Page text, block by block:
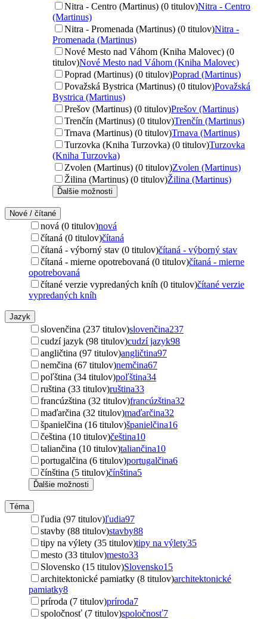
Nitra - Centro (Martinus) (0 titulov)Nitra - Centro
(Martinus)
Nitra - Promenada (Martinus) (0 titulov)Nitra -
Promenada (Martinus)
Nové Mesto nad Váhom (Kniha Malovec) (0
titulov)Nové Mesto nad Váhom (Kniha Malovec)
Poprad (Martinus) (0 titulov)Poprad (Martinus)
Považská Bystrica (Martinus) (0 titulov)Považská
Bystrica (Martinus)
Prešov (Martinus) (0 titulov)Prešov (Martinus)
Trenčín (Martinus) (0 titulov)Trenčín (Martinus)
Trnava (Martinus) (0 titulov)Trnava (Martinus)
Turzovka (Kniha Turzovka) (0 titulov)Turzovka
(Kniha Turzovka)
Zvolen (Martinus) (0 titulov)Zvolen (Martinus)
Žilina (Martinus) (0 titulov)Žilina (Martinus)
Ďalšie možnosti
Nové / čítané
nová (0 titulov)nová
čítaná (0 titulov)čítaná
čítaná - výborný stav (0 titulov)čítaná - výborný stav
čítaná - mierne opotrebovaná (0 titulov)čítaná - mierne
opotrebovaná
čítané verzie vypredaných kníh (0 titulov)čítané verzie
vypredaných kníh
Jazyk
slovenčina (237 titulov)slovenčina237
cudzí jazyk (98 titulov)cudzí jazyk98
angličtina (97 titulov)angličtina97
nemčina (67 titulov)nemčina67
poľština (34 titulov)poľština34
ruština (33 titulov)ruština33
francúzština (32 titulov)francúzština32
maďarčina (32 titulov)maďarčina32
španielčina (16 titulov)španielčina16
čeština (10 titulov)čeština10
taliančina (10 titulov)taliančina10
portugalčina (6 titulov)portugalčina6
čínština (5 titulov)čínština5
Ďalšie možnosti
Téma
ľudia (97 titulov)ľudia97
stavby (88 titulov)stavby88
tipy na výlety (35 titulov)tipy na výlety35
mesto (33 titulov)mesto33
Slovensko (15 titulov)Slovensko15
architektonické pamiatky (8 titulov)architektonické
pamiatky8
príroda (7 titulov)príroda7
spoločnosť (7 titulov)spoločnosť7